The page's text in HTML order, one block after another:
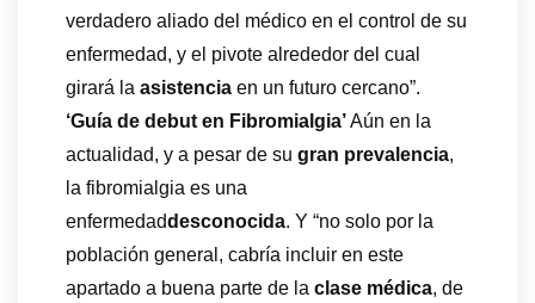
verdadero aliado del médico en el control de su
enfermedad, y el pivote alrededor del cual
girará la asistencia en un futuro cercano”.
‘Guía de debut en Fibromialgia’Aún en la
actualidad, y a pesar de su gran prevalencia,
la fibromialgia es una
enfermedaddesconocida. Y “no solo por la
población general, cabría incluir en este
apartado a buena parte de la clase médica, de